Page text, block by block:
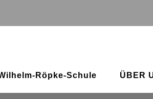
Röpke-Schule ÜBER